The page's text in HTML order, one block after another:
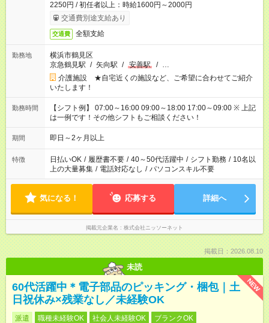
2250円 / 初任者以上：時給1600円～2000円
交通費別途支給あり
交通費 全額支給
勤務地
横浜市鶴見区
京急鶴見駅 / 矢向駅 / 安善駅 / …
介護施設 ★自宅近くの施設など、ご希望に合わせてご紹介
いたします！
勤務時間
【シフト例】 07:00～16:00 09:00～18:00 17:00～09:00 ※ 上記
は一例です！その他シフトもご相談ください！
期間 即日～2ヶ月以上
特徴 日払いOK / 履歴書不要 / 40～50代活躍中 / シフト勤務 / 10名以
上の大量募集 / 電話対応なし / パソコンスキル不要
気になる！ 応募する 詳細へ
掲載元企業名 株式会社ニッソーネット
掲載日：2026.08.10
未読
NEW
60代活躍中＊電子部品のピッキング・梱包｜土
日祝休み×残業なし／未経験OK
派遣 職種未経験OK 社会人未経験OK
ブランクOK